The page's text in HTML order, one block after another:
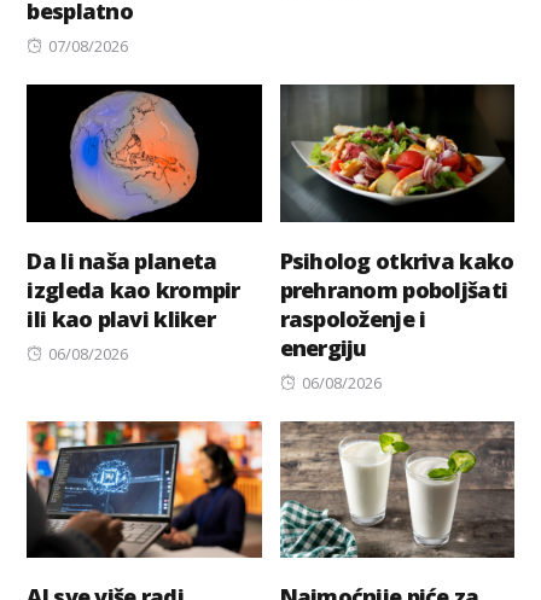
besplatno
Posted
07/08/2026
Da li naša planeta
izgleda kao krompir
ili kao plavi kliker
Posted
06/08/2026
Psiholog otkriva kako
prehranom poboljšati
raspoloženje i
energiju
Posted
06/08/2026